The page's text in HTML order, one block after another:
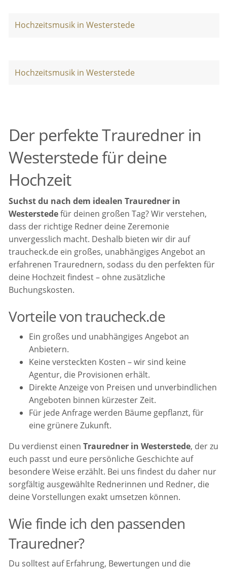
Hochzeitsmusik in Westerstede
Hochzeitsmusik in Westerstede
Der perfekte Trauredner in
Westerstede für deine
Hochzeit
Suchst du nach dem idealen Trauredner in
Westerstedefür deinen großen Tag? Wir verstehen,
dass der richtige Redner deine Zeremonie
unvergesslich macht. Deshalb bieten wir dir auf
traucheck.de ein großes, unabhängiges Angebot an
erfahrenen Traurednern, sodass du den perfekten für
deine Hochzeit findest – ohne zusätzliche
Buchungskosten.
Vorteile von traucheck.de
Ein großes und unabhängiges Angebot an
Anbietern.
Keine versteckten Kosten – wir sind keine
Agentur, die Provisionen erhält.
Direkte Anzeige von Preisen und unverbindlichen
Angeboten binnen kürzester Zeit.
Für jede Anfrage werden Bäume gepflanzt, für
eine grünere Zukunft.
Du verdienst einenTrauredner in Westerstede, der zu
euch passt und eure persönliche Geschichte auf
besondere Weise erzählt. Bei uns findest du daher nur
sorgfältig ausgewählte Rednerinnen und Redner, die
deine Vorstellungen exakt umsetzen können.
Wie finde ich den passenden
Trauredner?
Du solltest auf Erfahrung, Bewertungen und die